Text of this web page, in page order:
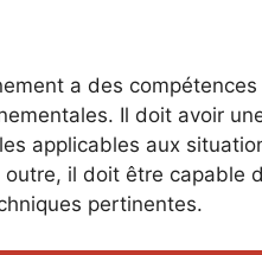
a des
Il doit avoir
applicables aux
il doit être capable
pertinentes.